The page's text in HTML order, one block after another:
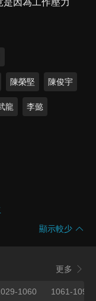
陳榮堅 陳俊宇
龍 李懿
顯示較少
更多
1060 1061-1090